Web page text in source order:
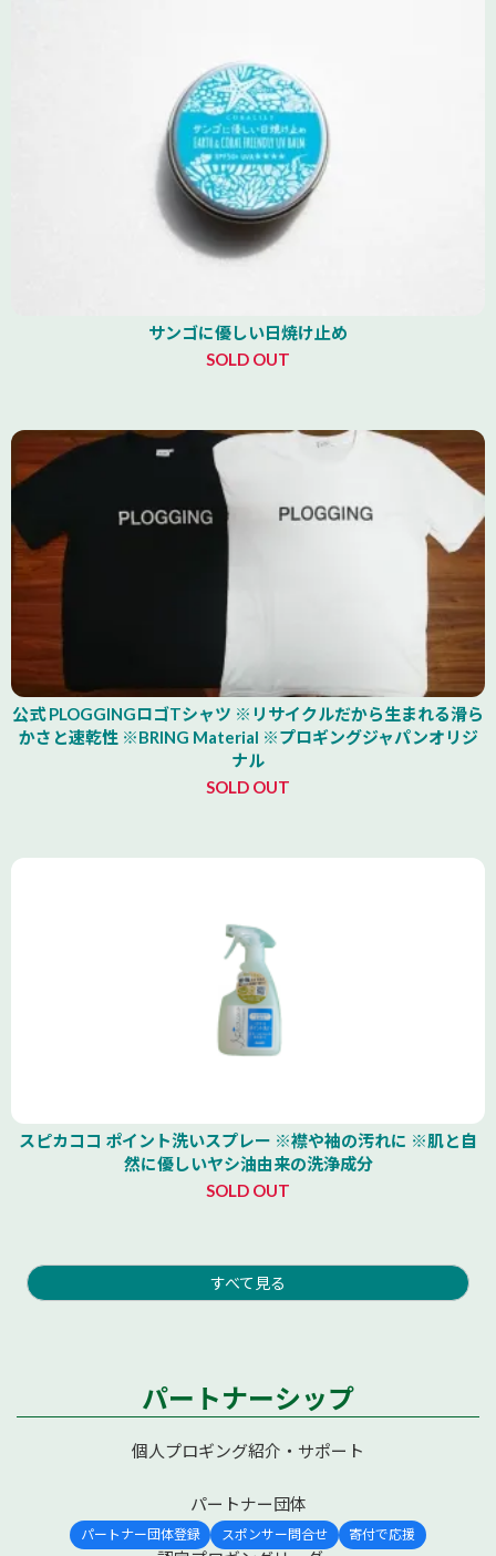
パートナー団体登録 スポンサー問合せ 寄付で応援
サンゴに優しい日焼け止め
SOLD OUT
公式 PLOGGINGロゴTシャツ ※リサイクルだから生まれる滑ら
かさと速乾性 ※BRING Material ※プロギングジャパンオリジ
ナル
SOLD OUT
スピカココ ポイント洗いスプレー ※襟や袖の汚れに ※肌と自
然に優しいヤシ油由来の洗浄成分
SOLD OUT
すべて見る
パートナーシップ
個人プロギング紹介・サポート
パートナー団体